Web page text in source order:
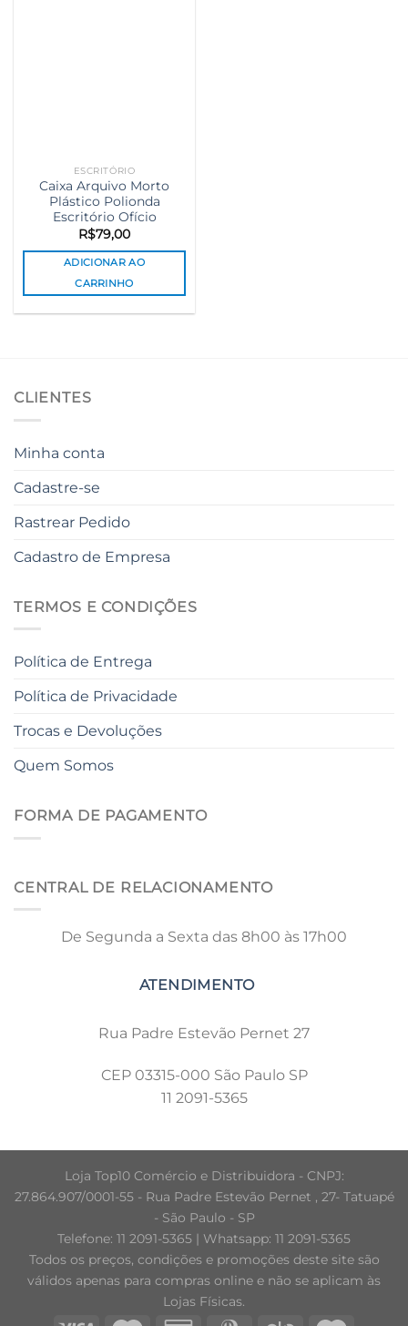
ESCRITÓRIO
Caixa Arquivo Morto
Plástico Polionda
Escritório Ofício
R$79,00
ADICIONAR AO
CARRINHO
CLIENTES
Minha conta
Cadastre-se
Rastrear Pedido
Cadastro de Empresa
TERMOS E CONDIÇÕES
Política de Entrega
Política de Privacidade
Trocas e Devoluções
Quem Somos
FORMA DE PAGAMENTO
CENTRAL DE RELACIONAMENTO
De Segunda a Sexta das 8h00 às 17h00
Rua Padre Estevão Pernet 27
CEP 03315-000 São Paulo SP
11 2091-5365
Loja Top10 Comércio e Distribuidora - CNPJ:
27.864.907/0001-55 - Rua Padre Estevão Pernet , 27- Tatuapé
- São Paulo - SP
Telefone: 11 2091-5365 | Whatsapp: 11 2091-5365
Todos os preços, condições e promoções deste site são
válidos apenas para compras online e não se aplicam às
Lojas Físicas.